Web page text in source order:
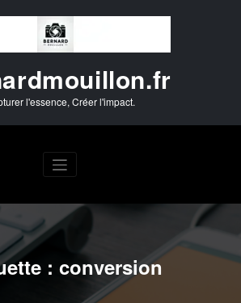
l'essence, Créer l'impact.
: conversion